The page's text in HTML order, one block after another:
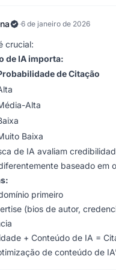
·6 de janeiro de 2026
crucial:
de IA importa:
de Citação
Alta
Baixa
de IA avaliam
baseado em
primeiro
(bios de autor,
+ Conteúdo de IA =
de conteúdo de